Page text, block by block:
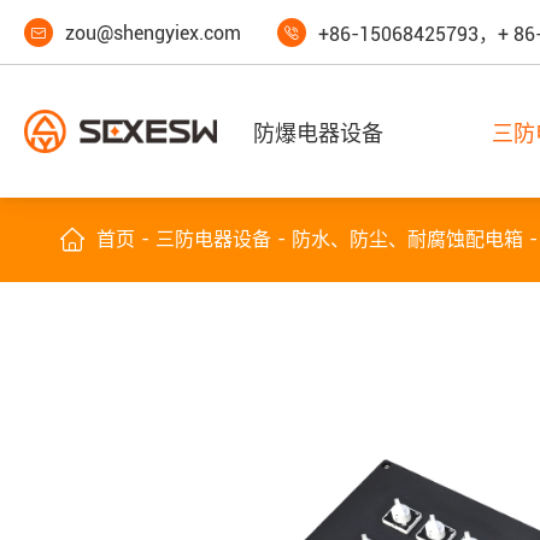
 zou@shengyiex.com  +86-15068425793，+
防爆电器设备 三
 首页 三防电器设备 防水、防尘、耐腐蚀配电箱